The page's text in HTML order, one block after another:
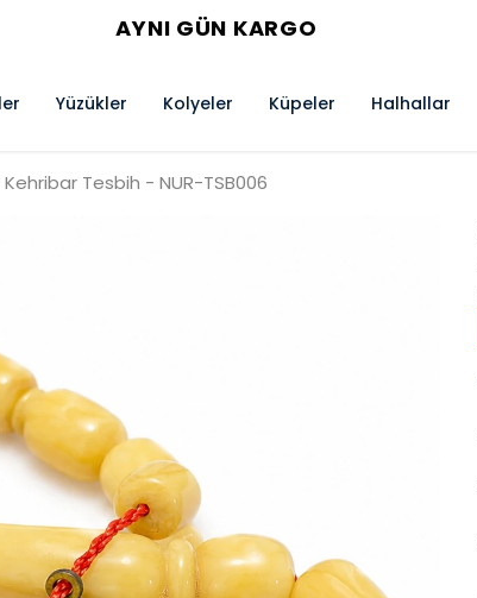
AYNI GÜN KARGO
Yüzükler Kolyeler Küpeler Halhallar
Tesbih - NUR-TSB006